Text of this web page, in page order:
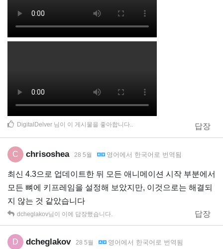
답장
DigitalDelver 님이 이 게시물을 좋아합니다..
C chrisoshea 28 5월 영어 에서 한국어 로 번역됨
최신 4.3으로 업데이트한 뒤 모든 애니메이션 시작 부분에서
모든 뼈에 키프레임을 설정해 보았지만, 이것으로는 해결되
지 않는 것 같았습니다
답장
dcheglakov님이 이에 답장했습니다.
D dcheglakov 28 5월 영어 에서 한국어 로 번역됨